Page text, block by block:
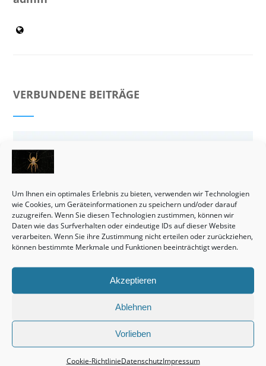
Um Ihnen ein optimales Erlebnis zu bieten, verwenden wir Technologien
wie Cookies, um Geräteinformationen zu speichern und/oder darauf
zuzugreifen. Wenn Sie diesen Technologien zustimmen, können wir
Daten wie das Surfverhalten oder eindeutige IDs auf dieser Website
verarbeiten. Wenn Sie ihre Zustimmung nicht erteilen oder zurückziehen,
können bestimmte Merkmale und Funktionen beeinträchtigt werden.
Akzeptieren
Ablehnen
Vorlieben
Cookie-RichtlinieDatenschutzImpressum
VERBUNDENE BEITRÄGE
Häuser bleiben tatsächlich eine wirklich interessante Sache.